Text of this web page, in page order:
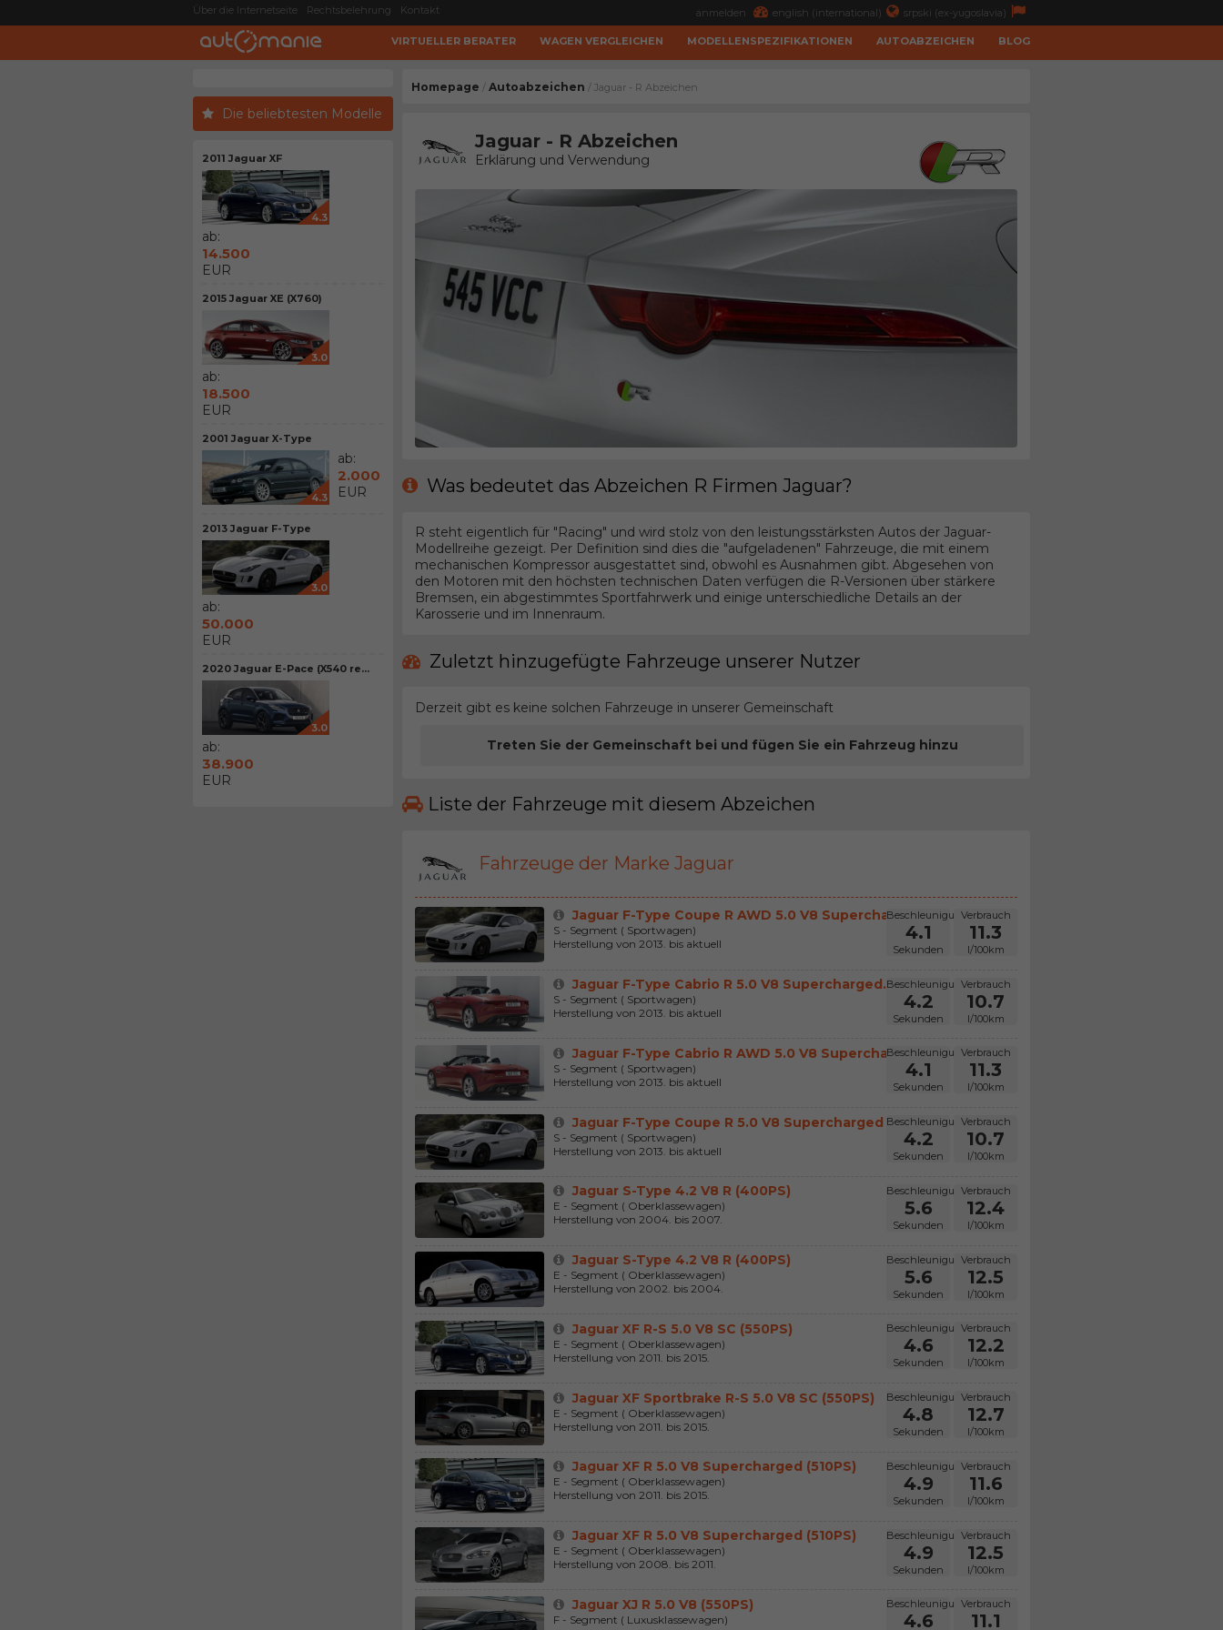
Über die Internetseite Rechtsbelehrung Kontakt anmelden english (international) srpski (ex-yugoslavia)
VIRTUELLER BERATER WAGEN VERGLEICHEN MODELLENSPEZIFIKATIONEN AUTOABZEICHEN BLOG
Die beliebtesten Modelle
2011 Jaguar XF
4.3
ab:
14.500
EUR
2015 Jaguar XE (X760)
3.0
ab:
18.500
EUR
2001 Jaguar X-Type
4.3
ab:
2.000
EUR
2013 Jaguar F-Type
3.0
ab:
50.000
EUR
2020 Jaguar E-Pace (X540 re...
3.0
ab:
38.900
EUR
Homepage / Autoabzeichen / Jaguar - R Abzeichen
Jaguar - R Abzeichen
Erklärung und Verwendung
Was bedeutet das Abzeichen R Firmen Jaguar?
R steht eigentlich für "Racing" und wird stolz von den leistungsstärksten Autos der Jaguar-
Modellreihe gezeigt. Per Definition sind dies die "aufgeladenen" Fahrzeuge, die mit einem
mechanischen Kompressor ausgestattet sind, obwohl es Ausnahmen gibt. Abgesehen von
den Motoren mit den höchsten technischen Daten verfügen die R-Versionen über stärkere
Bremsen, ein abgestimmtes Sportfahrwerk und einige unterschiedliche Details an der
Karosserie und im Innenraum.
Zuletzt hinzugefügte Fahrzeuge unserer Nutzer
Derzeit gibt es keine solchen Fahrzeuge in unserer Gemeinschaft
Treten Sie der Gemeinschaft bei und fügen Sie ein Fahrzeug hinzu
Liste der Fahrzeuge mit diesem Abzeichen
Fahrzeuge der Marke Jaguar
Beschleunigung
4.1
Sekunden
Verbrauch
11.3
l/100km
Jaguar F-Type Coupe R AWD 5.0 V8 Superchar...
S - Segment ( Sportwagen)
Herstellung von 2013. bis aktuell
Beschleunigung
4.2
Sekunden
Verbrauch
10.7
l/100km
Jaguar F-Type Cabrio R 5.0 V8 Supercharged...
S - Segment ( Sportwagen)
Herstellung von 2013. bis aktuell
Beschleunigung
4.1
Sekunden
Verbrauch
11.3
l/100km
Jaguar F-Type Cabrio R AWD 5.0 V8 Supercha...
S - Segment ( Sportwagen)
Herstellung von 2013. bis aktuell
Beschleunigung
4.2
Sekunden
Verbrauch
10.7
l/100km
Jaguar F-Type Coupe R 5.0 V8 Supercharged ...
S - Segment ( Sportwagen)
Herstellung von 2013. bis aktuell
Beschleunigung
5.6
Sekunden
Verbrauch
12.4
l/100km
Jaguar S-Type 4.2 V8 R (400PS)
E - Segment ( Oberklassewagen)
Herstellung von 2004. bis 2007.
Beschleunigung
5.6
Sekunden
Verbrauch
12.5
l/100km
Jaguar S-Type 4.2 V8 R (400PS)
E - Segment ( Oberklassewagen)
Herstellung von 2002. bis 2004.
Beschleunigung
4.6
Sekunden
Verbrauch
12.2
l/100km
Jaguar XF R-S 5.0 V8 SC (550PS)
E - Segment ( Oberklassewagen)
Herstellung von 2011. bis 2015.
Beschleunigung
4.8
Sekunden
Verbrauch
12.7
l/100km
Jaguar XF Sportbrake R-S 5.0 V8 SC (550PS)
E - Segment ( Oberklassewagen)
Herstellung von 2011. bis 2015.
Beschleunigung
4.9
Sekunden
Verbrauch
11.6
l/100km
Jaguar XF R 5.0 V8 Supercharged (510PS)
E - Segment ( Oberklassewagen)
Herstellung von 2011. bis 2015.
Beschleunigung
4.9
Sekunden
Verbrauch
12.5
l/100km
Jaguar XF R 5.0 V8 Supercharged (510PS)
E - Segment ( Oberklassewagen)
Herstellung von 2008. bis 2011.
Beschleunigung
4.6
Verbrauch
11.1
Jaguar XJ R 5.0 V8 (550PS)
F - Segment ( Luxusklassewagen)